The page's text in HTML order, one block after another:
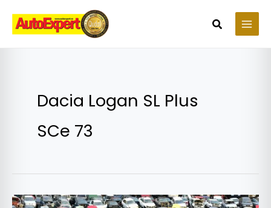
content
Search
Dacia Logan SL Plus
SCe 73
Top